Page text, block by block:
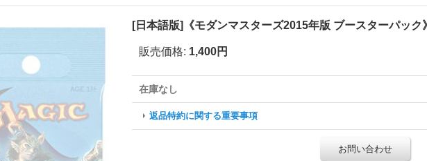
[日本語版]《モダンマスターズ2015年版 ブースターパック
販売価格: 1,400円
在庫なし
返品特約に関する重要事項
お問い合わせ